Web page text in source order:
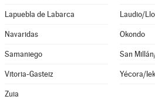
Lapuebla de Labarca Laudio/
Navaridas Okondo
Samaniego San
Vitoria-Gasteiz Yécora/
Zuia